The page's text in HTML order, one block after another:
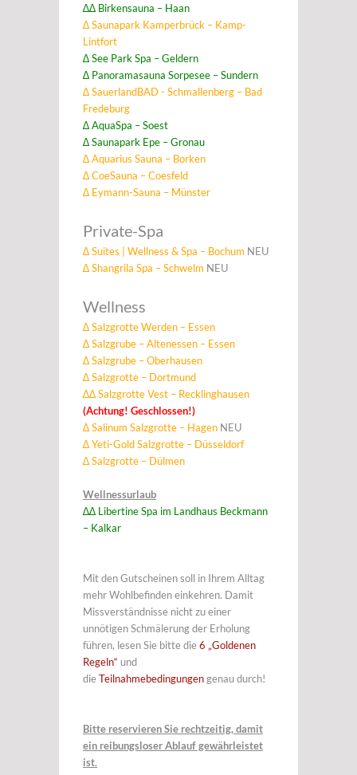
∆∆ Birkensauna – Haan
∆ Saunapark Kamperbrück – Kamp-
Lintfort
∆ See Park Spa – Geldern
∆ Panoramasauna Sorpesee – Sundern
∆ SauerlandBAD - Schmallenberg – Bad
Fredeburg
∆ AquaSpa – Soest
∆ Saunapark Epe – Gronau
∆ Aquarius Sauna – Borken
∆ CoeSauna – Coesfeld
∆ Eymann-Sauna – Münster
Private-Spa
∆ Suites | Wellness & Spa – Bochum NEU
∆ Shangrila Spa – Schwelm NEU
Wellness
∆ Salzgrotte Werden – Essen
∆ Salzgrube – Altenessen – Essen
∆ Salzgrube – Oberhausen
∆ Salzgrotte – Dortmund
∆∆ Salzgrotte Vest – Recklinghausen
(Achtung! Geschlossen!)
∆Salinum Salzgrotte – Hagen NEU
∆Yeti-Gold Salzgrotte – Düsseldorf
∆ Salzgrotte – Dülmen
Wellnessurlaub
∆∆ Libertine Spa im Landhaus Beckmann
– Kalkar
Mit den Gutscheinen soll in Ihrem Alltag
mehr Wohlbefinden einkehren. Damit
Missverständnisse nicht zu einer
unnötigen Schmälerung der Erholung
führen, lesen Sie bitte die6 „Goldenen
Regeln“ und
dieTeilnahmebedingungengenau durch!
Bitte reservieren Sie rechtzeitig, damit
ein reibungsloser Ablauf gewährleistet
ist.